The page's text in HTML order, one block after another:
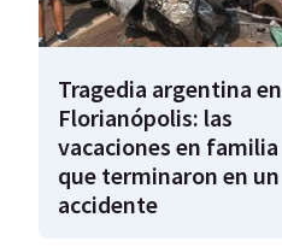
Tragedia argentina en
Florianópolis: las
vacaciones en familia
que terminaron en un
accidente